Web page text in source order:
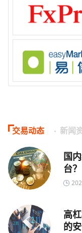
交易动态 新闻
国
台？
高
的